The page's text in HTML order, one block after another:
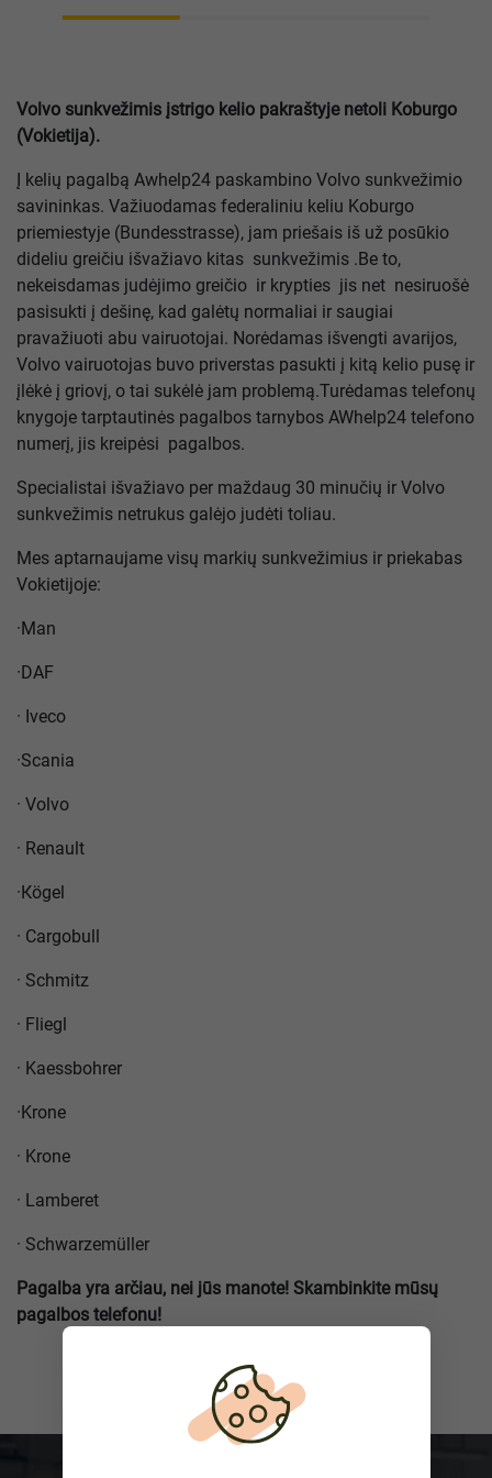
Volvo sunkvežimis įstrigo kelio pakraštyje netoli Koburgo
(Vokietija).
Į kelių pagalbą Awhelp24 paskambino Volvo sunkvežimio
savininkas. Važiuodamas federaliniu keliu Koburgo
priemiestyje (Bundesstrasse), jam priešais iš už posūkio
dideliu greičiu išvažiavo kitas sunkvežimis .Be to,
nekeisdamas judėjimo greičio ir krypties jis net nesiruošė
pasisukti į dešinę, kad galėtų normaliai ir saugiai
pravažiuoti abu vairuotojai. Norėdamas išvengti avarijos,
Volvo vairuotojas buvo priverstas pasukti į kitą kelio pusę ir
įlėkė į griovį, o tai sukėlė jam problemą.Turėdamas telefonų
knygoje tarptautinės pagalbos tarnybos AWhelp24 telefono
numerį, jis kreipėsi pagalbos.
Specialistai išvažiavo per maždaug 30 minučių ir Volvo
sunkvežimis netrukus galėjo judėti toliau.
Mes aptarnaujame visų markių sunkvežimius ir priekabas
Vokietijoje:
·Man
·DAF
· Iveco
·Scania
· Volvo
· Renault
·Кögel
· Cargobull
· Schmitz
· Fliegl
· Kaessbohrer
·Krone
· Krone
· Lamberet
· Schwarzemüller
Pagalba yra arčiau, nei jūs manote! Skambinkite mūsų
pagalbos telefonu!